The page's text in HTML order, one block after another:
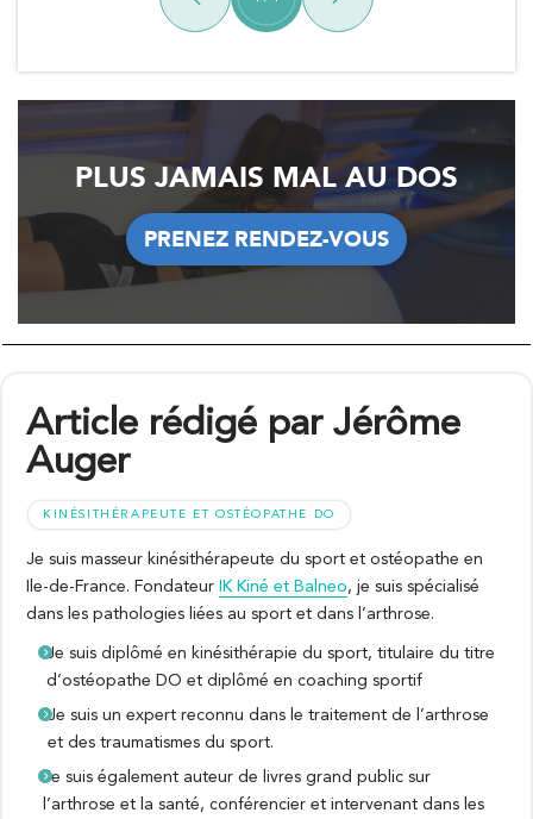
PLUS JAMAIS MAL AU DOS
PRENEZ RENDEZ-VOUS
PRENEZ RENDEZ-VOUS
Article rédigé par Jérôme
Auger
KINÉSITHÉRAPEUTE ET OSTÉOPATHE DO
Je suis masseur kinésithérapeute du sport et ostéopathe en
Ile-de-France. Fondateur IK Kiné et Balneo, je suis spécialisé
dans les pathologies liées au sport et dans l’arthrose.
Je suis diplômé en kinésithérapie du sport, titulaire du titre
d’ostéopathe DO et diplômé en coaching sportif
Je suis un expert reconnu dans le traitement de l’arthrose
et des traumatismes du sport.
Je suis également auteur de livres grand public sur
l’arthrose et la santé, conférencier et intervenant dans les